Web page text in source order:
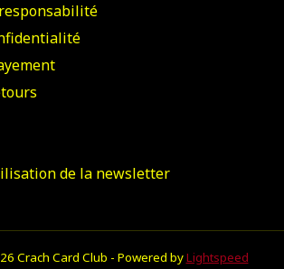
de la newsletter
Crach Card Club - Powered byLightspeed